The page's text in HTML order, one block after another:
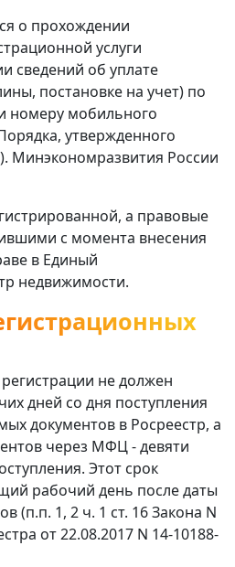
о прохождении
услуги
сведений об уплате
постановке на учет) по
номеру мобильного
утвержденного
Минэкономразвития России
а правовые
с момента внесения
в Единый
недвижимости.
не должен
дней со дня поступления
документов в Росреестр, а
через МФЦ - девяти
Этот срок
рабочий день после даты
(п.п. 1, 2 ч. 1 ст. 16 Закона N
от 22.08.2017 N 14-10188-